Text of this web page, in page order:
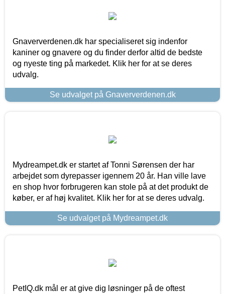
Gnaververdenen.dk har specialiseret sig indenfor
kaniner og gnavere og du finder derfor altid de bedste
og nyeste ting på markedet. Klik her for at se deres
udvalg.
Se udvalget på Gnaververdenen.dk
Mydreampet.dk er startet af Tonni Sørensen der har
arbejdet som dyrepasser igennem 20 år. Han ville lave
en shop hvor forbrugeren kan stole på at det produkt de
køber, er af høj kvalitet. Klik her for at se deres udvalg.
Se udvalget på Mydreampet.dk
PetIQ.dk mål er at give dig løsninger på de oftest